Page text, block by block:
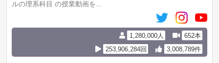
ルの理系科目 の授業動画を...
1,280,000人
652本
253,906,284回
3,008,789件